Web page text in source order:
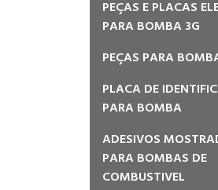
PEÇAS E PLACAS
PARA BOMBA 3G
PEÇAS PARA
PLACA DE
PARA BOMBA
ADESIVOS
PARA BOMBAS DE
COMBUSTIVEL